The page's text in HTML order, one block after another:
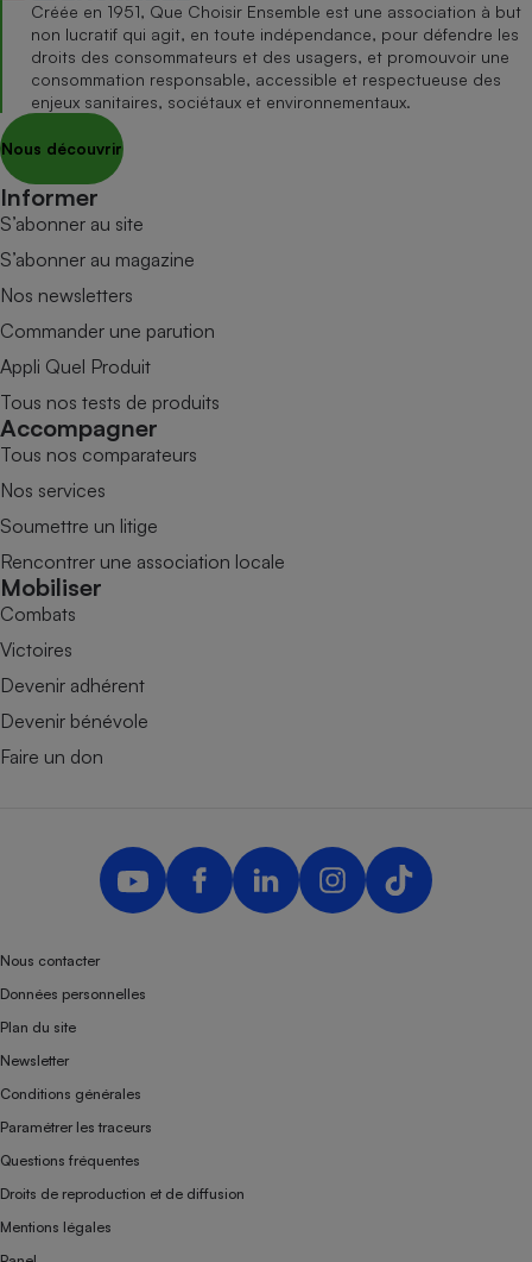
Créée en 1951, Que Choisir Ensemble est une association à but
non lucratif qui agit, en toute indépendance, pour défendre les
droits des consommateurs et des usagers, et promouvoir une
consommation responsable, accessible et respectueuse des
enjeux sanitaires, sociétaux et environnementaux.
Nous découvrir
Informer
S’abonner au site
S’abonner au magazine
Nos newsletters
Commander une parution
Appli Quel Produit
Tous nos tests de produits
Accompagner
Tous nos comparateurs
Nos services
Soumettre un litige
Rencontrer une association locale
Mobiliser
Combats
Victoires
Devenir adhérent
Devenir bénévole
Faire un don
Nous contacter
Données personnelles
Plan du site
Newsletter
Conditions générales
Paramétrer les traceurs
Questions fréquentes
Droits de reproduction et de diffusion
Mentions légales